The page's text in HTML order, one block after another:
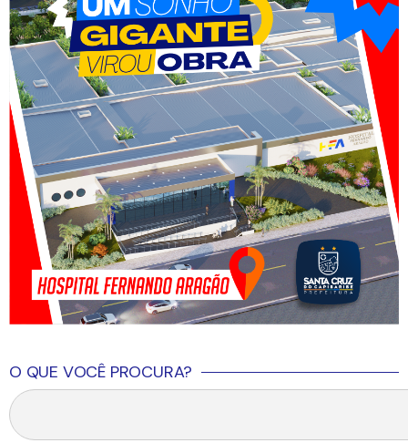
O QUE VOCÊ PROCURA?